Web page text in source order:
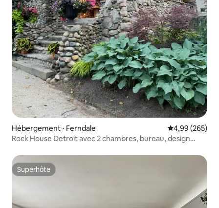
Hébergement ⋅ Ferndale Évaluation
4,99 (265)
Rock House Detroit avec 2 chambres, bureau, design
Superhôte
Superhôte